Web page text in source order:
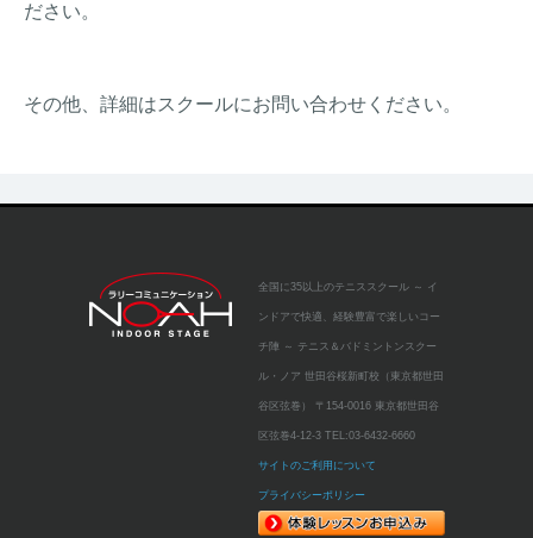
ださい。
その他、詳細はスクールにお問い合わせください。
全国に35以上のテニススクール ～ イ
ンドアで快適、経験豊富で楽しいコー
チ陣 ～ テニス＆バドミントンスクー
ル・ノア 世田谷桜新町校（東京都世田
谷区弦巻） 〒154-0016 東京都世田谷
区弦巻4-12-3 TEL:03-6432-6660
サイトのご利用について
プライバシーポリシー